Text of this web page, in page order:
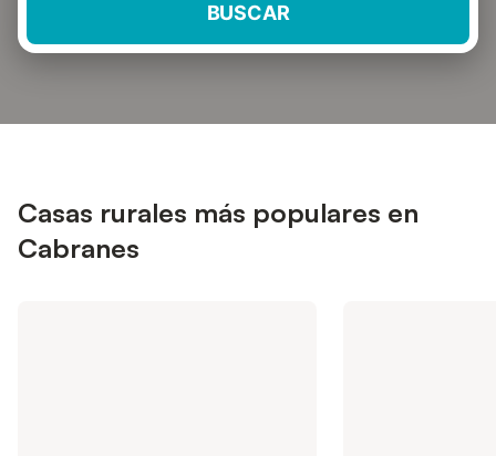
BUSCAR
Casas rurales más populares en
Cabranes